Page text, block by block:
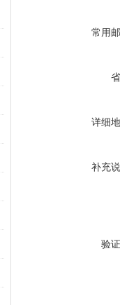
常用
详细
补充
验